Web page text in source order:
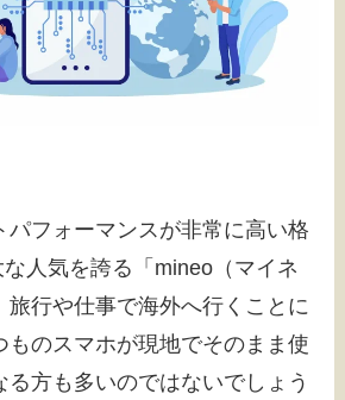
パフォーマンスが非常に高い格
人気を誇る「mineo（マイネ
旅行や仕事で海外へ行くことに
ものスマホが現地でそのまま使
る方も多いのではないでしょう